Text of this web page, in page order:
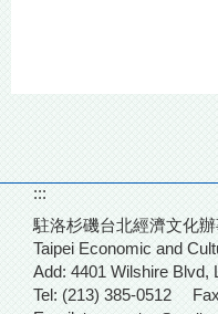
:::
駐洛杉磯台北經濟文化
Taipei Economic and
Add: 4401 Wilshire Blvd,
Tel: (213) 385-0512